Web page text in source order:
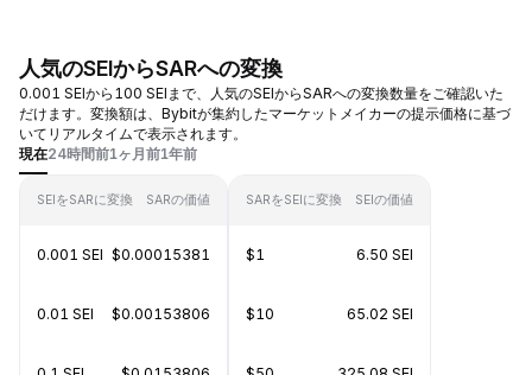
人気のSEIからSARへの変換
0.001 SEIから100 SEIまで、人気のSEIからSARへの変換数量をご確認いた
だけます。変換額は、Bybitが集約したマーケットメイカーの提示価格に基づ
いてリアルタイムで表示されます。
現在24時間前1ヶ月前1年前
SEIをSARに変換 SARの価値
0.001 SEI $0.00015381
0.01 SEI $0.00153806
SARをSEIに変換 SEIの価値
$1 6.50 SEI
$10 65.02 SEI